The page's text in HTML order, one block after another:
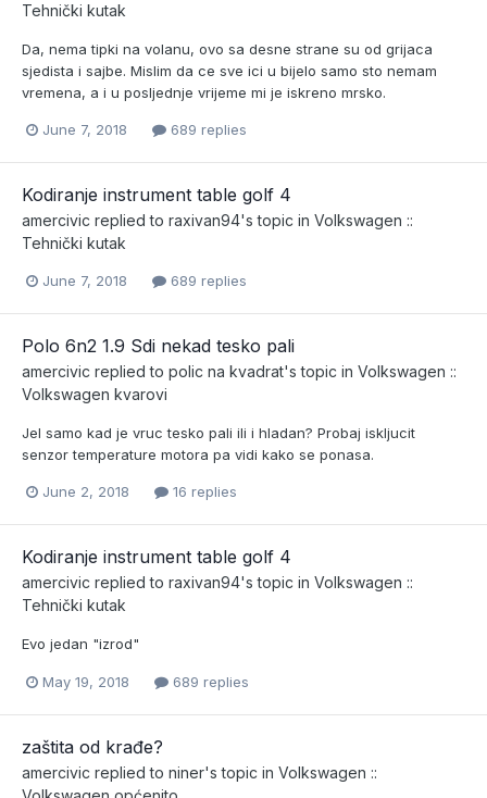
Tehnički kutak
Da, nema tipki na volanu, ovo sa desne strane su od grijaca
sjedista i sajbe. Mislim da ce sve ici u bijelo samo sto nemam
vremena, a i u posljednje vrijeme mi je iskreno mrsko.
June 7, 2018 689 replies
Kodiranje instrument table golf 4
amercivic replied to raxivan94's topic in Volkswagen ::
Tehnički kutak
June 7, 2018 689 replies
Polo 6n2 1.9 Sdi nekad tesko pali
amercivic replied to polic na kvadrat's topic in Volkswagen ::
Volkswagen kvarovi
Jel samo kad je vruc tesko pali ili i hladan? Probaj iskljucit
senzor temperature motora pa vidi kako se ponasa.
June 2, 2018 16 replies
Kodiranje instrument table golf 4
amercivic replied to raxivan94's topic in Volkswagen ::
Tehnički kutak
Evo jedan "izrod"
May 19, 2018 689 replies
zaštita od krađe?
amercivic replied to niner's topic in Volkswagen ::